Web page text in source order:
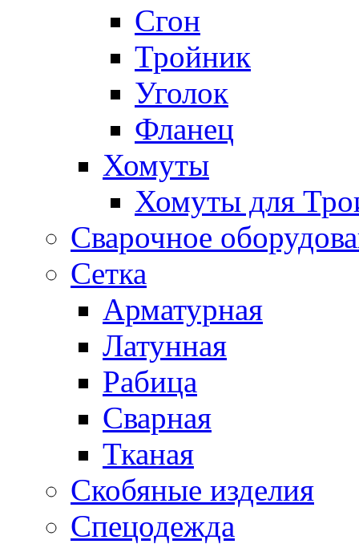
Сгон
Тройник
Уголок
Фланец
Хомуты
Хомуты для
Сварочное
Сетка
Арматурная
Латунная
Рабица
Сварная
Тканая
Скобяные изделия
Спецодежда